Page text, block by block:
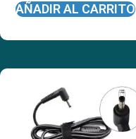
AÑADIR AL CARRITO